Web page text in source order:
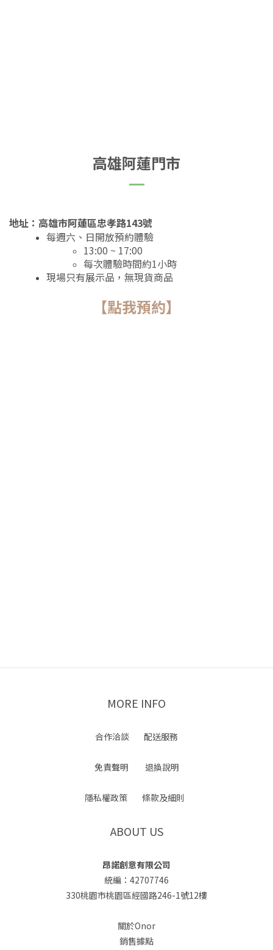
高雄阿蓮門市
地址：高雄市阿蓮區忠孝路143號
每週六、日開放預約體驗
13:00 ~ 17:00
每次體驗時間約1小時
現場只有展示品，無現貨商品
【點我預約】
MORE INFO
合作洽談 配送服務
免責聲明 退換說明
隱私權政策 條款及細則
ABOUT US
昂諾創意有限公司
統編：42707746
330桃園市桃園區經國路246-1號12樓
關於Onor
銷售據點